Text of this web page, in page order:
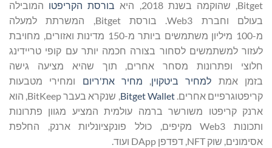
Bitget, שהוקמה בשנת 2018, היא בורסת הקריפטו המובילה
בעולם וחברת Web3. בורסת Bitget, המשרתת למעלה
מ-100 מיליון משתמשים ביותר מ-150 מדינות ואזורים, מחויבת
לעזור למשתמשים לסחור בצורה חכמה יותר עם קופי טריידינג
חלוצי ופתרונות מסחר אחרים, תוך שהיא מציעה גישה
בזמן אמת למחיר ביטקוין מחיר את'ריום ומחירי מטבעות
קריפטוגרפיים אחרים.Bitget Wallet
, שנקרא בעבר BitKeep, הוא
ארנק קריפטו משורשר ברמה עולמית המציע מגוון פתרונות
ותכונות Web3 מקיפים, כולל פונקציונליות ארנק, החלפת
אסימונים, שוק NFT, דפדפן DApp ועוד.